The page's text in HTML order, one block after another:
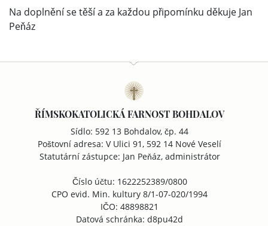
Na doplnění se těší a za každou připomínku děkuje Jan
Peňáz
ŘÍMSKOKATOLICKÁ FARNOST BOHDALOV
Sídlo: 592 13 Bohdalov, čp. 44
Poštovní adresa: V Ulici 91, 592 14 Nové Veselí
Statutární zástupce: Jan Peňáz, administrátor
Číslo účtu: 1622252389/0800
CPO evid. Min. kultury 8/1-07-020/1994
IČO: 48898821
Datová schránka: d8pu42d